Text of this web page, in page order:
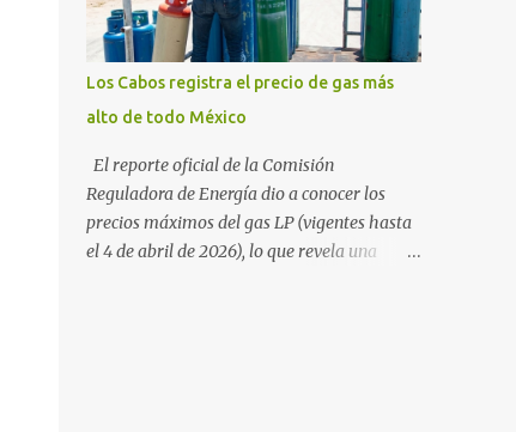
cierre de marzo y la primera semana de
abril revelan que adquirir el paquete de los
24 productos esenciales alcanzó un precio de
942.50 pesos en la ciudad de La Paz . Este
monto fue detectado específicamente en el
establecimiento Bodega Aurrera ubicado en
el fraccionamiento Camino Real, superando
la barrera de los 910 pesos establecida como
meta por el gobierno federal en el Paquete
Los Cabos registra el precio de gas más
alto de todo México
El reporte oficial de la Comisión
Reguladora de Energía dio a conocer los
precios máximos del gas LP (vigentes hasta
el 4 de abril de 2026), lo que revela una